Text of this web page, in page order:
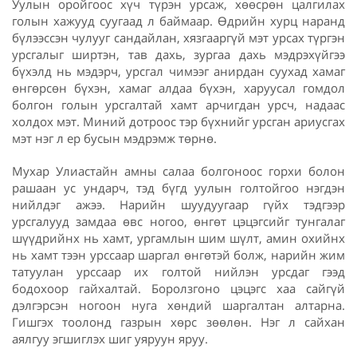
Уулын оройгоос хүч түрэн урсаж, хөөсрөн цалгилах
голын хажууд суугаад л баймаар. Өдрийн хурц наранд
бүлээссэн чулууг сандайлан, хязгааргүй мэт урсах түргэн
урсгалыг ширтэн, тав дахь, зургаа дахь мэдрэхүйгээ
бүхэлд нь мэдэрч, урсгал чимээг анирдан суухад хамаг
өнгөрсөн бүхэн, хамаг алдаа бүхэн, харуусал гомдол
болгон голын урсгалтай хамт арчигдан урсч, надаас
холдох мэт. Миний дотроос тэр бүхнийг урсган ариусгах
мэт нэг л ер бусын мэдрэмж төрнө.
Мухар Улиастайн амны салаа болгоноос горхи болон
рашаан ус ундарч, тэд бүгд уулын голтойгоо нэгдэн
нийлдэг ажээ. Нарийн шуудуугаар гүйх тэдгээр
урсгалууд замдаа өвс ногоо, өнгөт цэцэгсийг тунгалаг
шүүдрийнх нь хамт, ургамлын шим шүлт, амин охийнх
нь хамт тээн урссаар шаргал өнгөтэй болж, нарийн жим
татуулан урссаар их голтой нийлэн урсдаг гээд
бодохоор гайхалтай. Боролзгоно цэцэгс хаа сайгүй
дэлгэрсэн ногоон нуга хөндий шаргалтан алтарна.
Гишгэх тоолонд газрын хөрс зөөлөн. Нэг л сайхан
аялгуу эгшиглэх шиг уяруун яруу.